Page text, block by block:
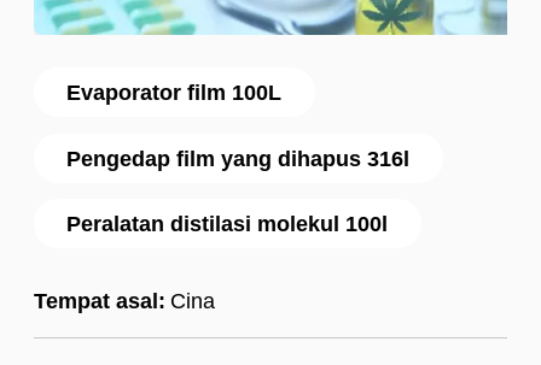
Evaporator film 100L
Pengedap film yang dihapus 316l
Peralatan distilasi molekul 100l
Tempat asal: Cina